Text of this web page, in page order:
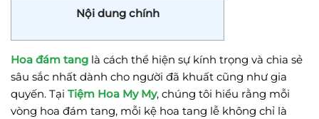
Nội dung chính
Hoa đám tang là cách thể hiện sự kính trọng và chia sẻ
sâu sắc nhất dành cho người đã khuất cũng như gia
quyến. Tại Tiệm Hoa My My, chúng tôi hiểu rằng mỗi
vòng hoa đám tang, mỗi kệ hoa tang lễ không chỉ là